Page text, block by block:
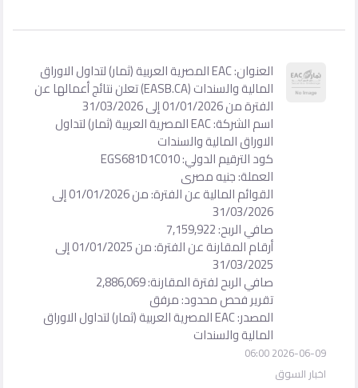
العنوان: EAC المصرية العربية (ثمار) لتداول الاوراق
المالية والسندات (EASB.CA) تعلن نتائج أعمالها عن
الفترة من 01/01/2026 إلى 31/03/2026
اسم الشركة: EAC المصرية العربية (ثمار) لتداول
الاوراق المالية والسندات
كود الترقيم الدولي: EGS681D1C010
العملة: جنيه مصرى
القوائم المالية عن الفترة: من 01/01/2026 إلى
31/03/2026
صافي الربح: 7,159,922
أرقام المقارنة عن الفترة: من 01/01/2025 إلى
31/03/2025
صافي الربح لفترة المقارنة: 2,886,069
تقرير فحص محدود: مرفق
المصدر: EAC المصرية العربية (ثمار) لتداول الاوراق
المالية والسندات
2026-06-09 06:00
اخبار السوق